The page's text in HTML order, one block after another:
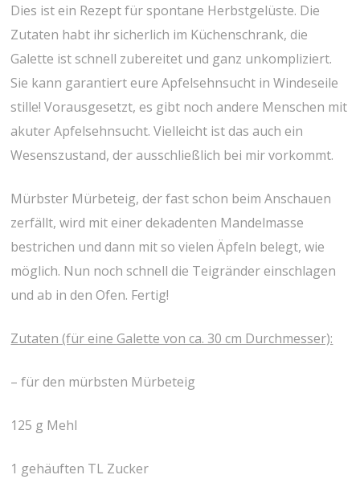
Dies ist ein Rezept für spontane Herbstgelüste. Die
Zutaten habt ihr sicherlich im Küchenschrank, die
Galette ist schnell zubereitet und ganz unkompliziert.
Sie kann garantiert eure Apfelsehnsucht in Windeseile
stille! Vorausgesetzt, es gibt noch andere Menschen mit
akuter Apfelsehnsucht. Vielleicht ist das auch ein
Wesenszustand, der ausschließlich bei mir vorkommt.
Mürbster Mürbeteig, der fast schon beim Anschauen
zerfällt, wird mit einer dekadenten Mandelmasse
bestrichen und dann mit so vielen Äpfeln belegt, wie
möglich. Nun noch schnell die Teigränder einschlagen
und ab in den Ofen. Fertig!
Zutaten (für eine Galette von ca. 30 cm Durchmesser):
– für den mürbsten Mürbeteig
125 g Mehl
1 gehäuften TL Zucker